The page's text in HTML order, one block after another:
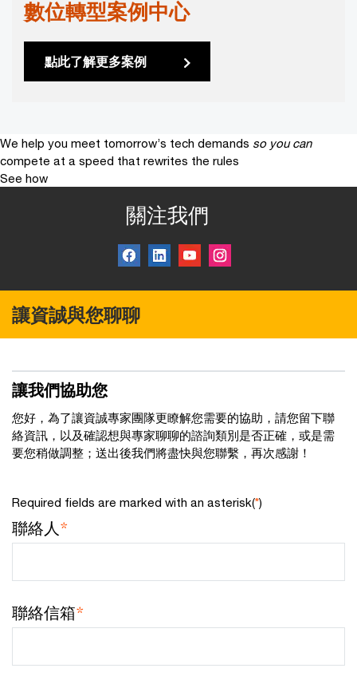
數位轉型案例中心
點此了解更多案例
We help you meet tomorrow’s tech demands so you can
compete at a speed that rewrites the rules
See how
關注我們
讓資誠與您聊聊
讓我們協助您
您好，為了讓資誠專家團隊更瞭解您需要的協助，請您留下聯
絡資訊，以及確認想與專家聊聊的諮詢類別是否正確，或是需
要您稍做調整；送出後我們將盡快與您聯繫，再次感謝！
Required fields are marked with an asterisk(*)
聯絡人*
聯絡信箱*